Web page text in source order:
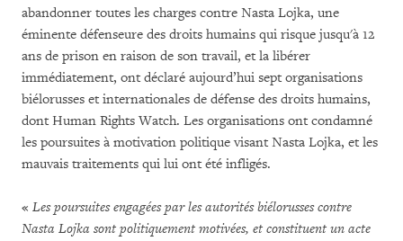
abandonner toutes les charges contre Nasta Lojka, une
éminente défenseure des droits humains qui risque jusqu'à 12
ans de prison en raison de son travail, et la libérer
immédiatement, ont déclaré aujourd’hui sept organisations
biélorusses et internationales de défense des droits humains,
dont Human Rights Watch. Les organisations ont condamné
les poursuites à motivation politique visant Nasta Lojka, et les
mauvais traitements qui lui ont été infligés.
« Les poursuites engagées par les autorités biélorusses contre
Nasta Lojka sont politiquement motivées, et constituent un acte